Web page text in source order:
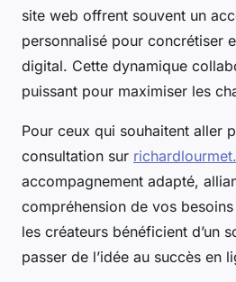
site web offrent souvent un
personnalisé pour concrétiser
digital. Cette dynamique
puissant pour maximiser les
Pour ceux qui souhaitent aller
consultation sur
accompagnement adapté,
compréhension de vos
les créateurs bénéficient d’un
passer de l’idée au succès en